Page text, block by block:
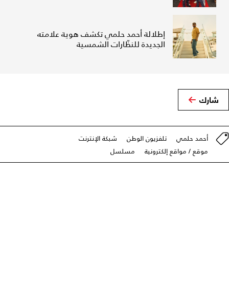
إطلالة أحمد حلمي تكشف هوية علامته
الجديدة للنظّارات الشمسية
شارك
أحمد حلمي تلفزيون الوطن
شبكة الإنترنت
موقع / مواقع إلكترونية
مسلسل